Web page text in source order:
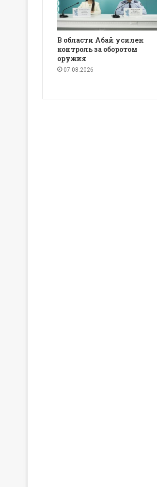
В области Абай усилен
контроль за оборотом
оружия
07.08.2026